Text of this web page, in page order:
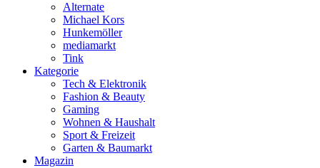
Alternate
Michael Kors
Hunkemöller
mediamarkt
Tink
Kategorie
Tech & Elektronik
Fashion & Beauty
Gaming
Wohnen & Haushalt
Sport & Freizeit
Garten & Baumarkt
Magazin